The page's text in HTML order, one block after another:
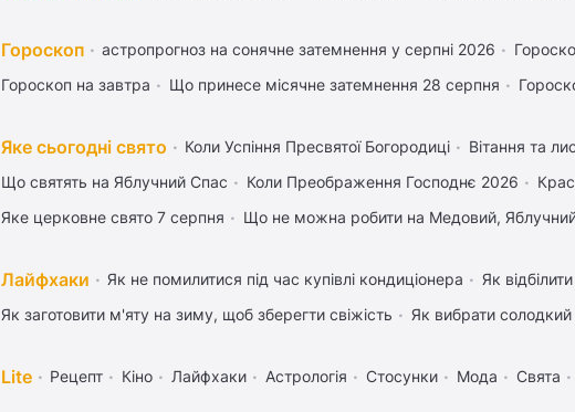
Гороскоп астропрогноз на сонячне затемнення у серпні 2026
Гороскоп на завтра
Що принесе місячне затемнення 28 серпня
Яке сьогодні свято Коли Успіння Пресвятої Богородиці Вітання та
Що святять на Яблучний Спас
Коли Преображення Господнє 2026
Яке церковне свято 7 серпня
Що не можна робити на Медовий, Яблучний
Лайфхаки Як не помилитися під час купівлі кондиціонера Як
Як заготовити м'яту на зиму, щоб зберегти свіжість
Як вибрати солодкий
Lite Рецепт Кіно Лайфхаки Астрологія Стосунки Мода Свята